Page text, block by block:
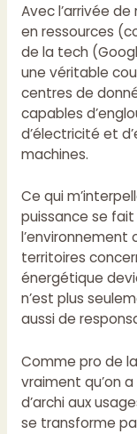
Avec l’arrivée
en ressources
de la tech
une véritable
centres de
capables
d’électricité et
machines.
Ce qui
puissance se
l’environnement
territoires
énergétique
n’est plus
aussi de
Comme pro de
vraiment qu’on
d’archi aux
se transforme